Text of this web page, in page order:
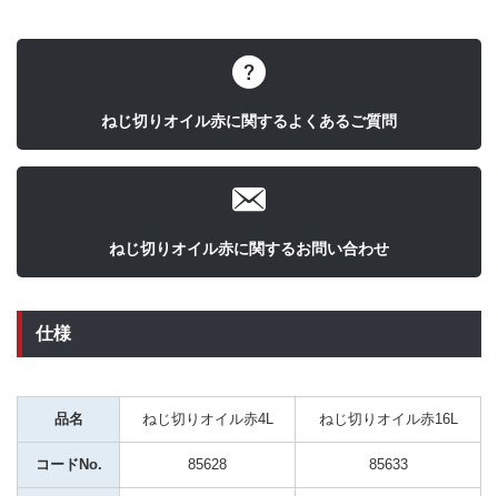
ねじ切りオイル赤に関するよくあるご質問
ねじ切りオイル赤に関するお問い合わせ
仕様
品名 ねじ切りオイル赤4L ねじ切りオイル赤16L
コードNo. 85628 85633